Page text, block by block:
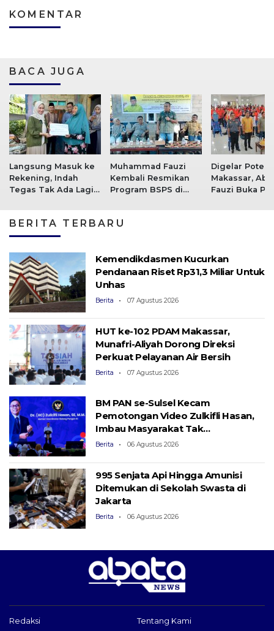
KOMENTAR
BACA JUGA
Langsung Masuk ke
Rekening, Indah
Tegas Tak Ada Lagi
Muhammad Fauzi
Kembali Resmikan
Program BSPS di
Digelar
Makassar,
Fauzi Buka
BERITA TERBARU
Kemendikdasmen Kucurkan
Pendanaan Riset Rp31,3 Miliar Untuk
Unhas
Berita 07 Agustus 2026
HUT ke-102 PDAM Makassar,
Munafri-Aliyah Dorong Direksi
Perkuat Pelayanan Air Bersih
Berita 07 Agustus 2026
BM PAN se-Sulsel Kecam
Pemotongan Video Zulkifli Hasan,
Imbau Masyarakat Tak
Terprovokasi
Berita 06 Agustus 2026
995 Senjata Api Hingga Amunisi
Ditemukan di Sekolah Swasta di
Jakarta
Berita 06 Agustus 2026
Redaksi Tentang Kami